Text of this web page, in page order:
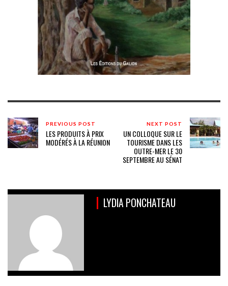
PREVIOUS POST
LES PRODUITS À PRIX
MODÉRÉS À LA RÉUNION
NEXT POST
UN COLLOQUE SUR LE
TOURISME DANS LES
OUTRE-MER LE 30
SEPTEMBRE AU SÉNAT
LYDIA PONCHATEAU